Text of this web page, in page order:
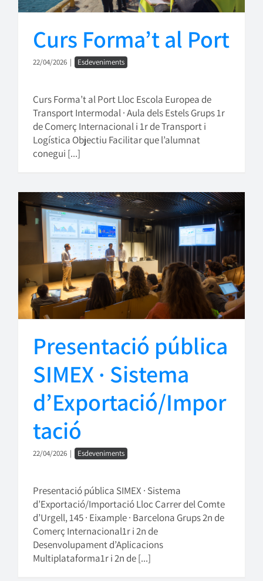
Curs Forma’t al Port
22/04/2026 | Esdeveniments
Curs Forma’t al Port Lloc Escola Europea de
Transport Intermodal · Aula dels Estels Grups 1r
de Comerç Internacional i 1r de Transport i
Logística Objectiu Facilitar que l’alumnat
conegui [...]
Presentació pública
SIMEX · Sistema
d’Exportació/Impor
tació
22/04/2026 | Esdeveniments
Presentació pública SIMEX · Sistema
d’Exportació/Importació Lloc Carrer del Comte
d’Urgell, 145 · Eixample · Barcelona Grups 2n de
Comerç Internacional1r i 2n de
Desenvolupament d’Aplicacions
Multiplataforma1r i 2n de [...]